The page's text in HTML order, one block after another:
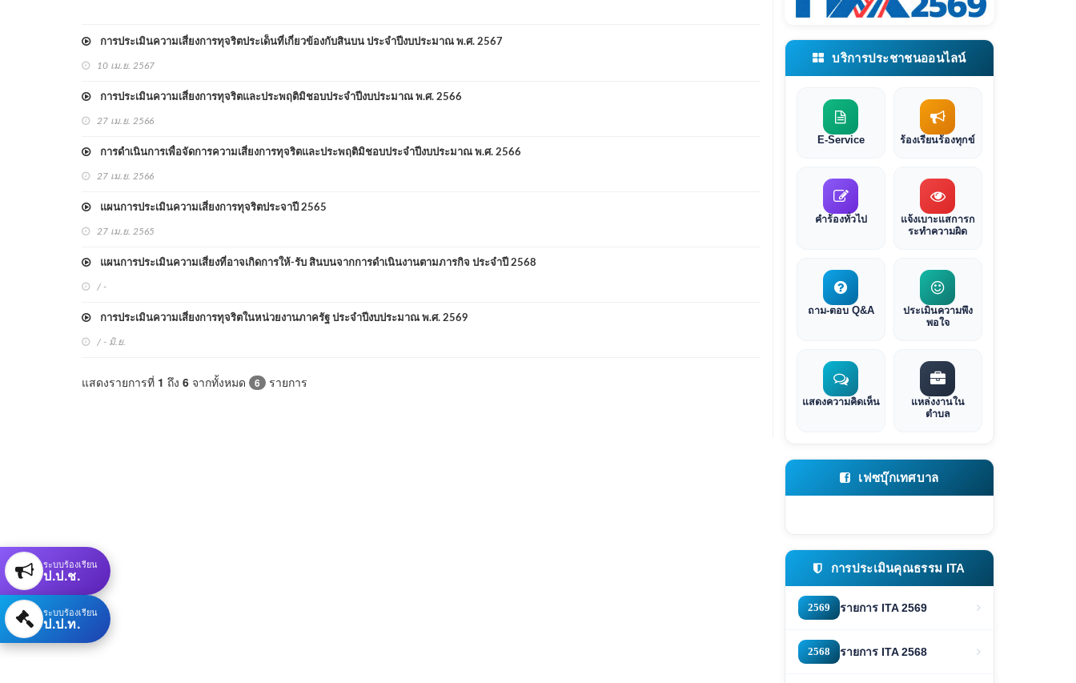
การประเมินความเสี่ยงการทุจริตประเด็นที่เกี่ยวข้องกับสินบน ประจำปีงบประมาณ พ.ศ. 2567
10 เม.ย. 2567
การประเมินความเสี่ยงการทุจริตและประพฤติมิชอบประจำปีงบประมาณ พ.ศ. 2566
27 เม.ย. 2566
การดำเนินการเพื่อจัดการความเสี่ยงการทุจริตและประพฤติมิชอบประจำปีงบประมาณ พ.ศ. 2566
27 เม.ย. 2566
แผนการประเมินความเสี่ยงการทุจริตประจาปี 2565
27 เม.ย. 2565
แผนการประเมินความเสี่ยงที่อาจเกิดการให้-รับ สินบนจากการดำเนินงานตามภารกิจ ประจำปี 2568
/ -
การประเมินความเสี่ยงการทุจริตในหน่วยงานภาครัฐ ประจำปีงบประมาณ พ.ศ. 2569
/ - มิ.ย.
แสดงรายการที่ 1 ถึง 6 จากทั้งหมด 6 รายการ
บริการประชาชนออนไลน์
E-Service ร้องเรียนร้องทุกข์
คำร้องทั่วไป
แจ้งเบาะแสการก
ระทำความผิด
ถาม-ตอบ Q&A
ประเมินความพึง
พอใจ
แสดงความคิดเห็น
แหล่งงานใน
ตำบล
เฟซบุ๊กเทศบาล
การประเมินคุณธรรม ITA
2569 รายการ ITA 2569
2568 รายการ ITA 2568
ระบบร้องเรียน
ป.ป.ช.
ระบบร้องเรียน
ป.ป.ท.